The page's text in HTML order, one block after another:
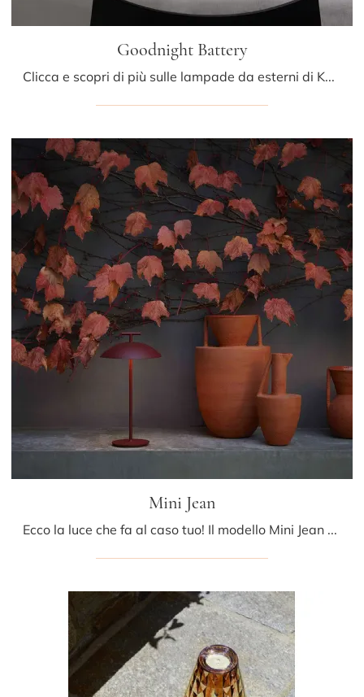
Goodnight Battery
Clicca e scopri di più sulle lampade da esterni di Kartell: il modello Goodnight Battery in plastica ti sta aspettando!
Mini Jean
Ecco la luce che fa al caso tuo! Il modello Mini Jean è una delle nostre lampade da esterni di Kartell.